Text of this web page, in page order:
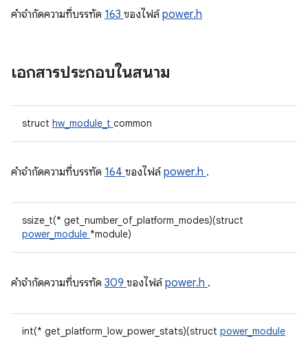
คําจํากัดความที่บรรทัด 163 ของไฟล์power.h
เอกสารประกอบในสนาม
struct hw_module_t common
คําจํากัดความที่บรรทัด 164 ของไฟล์power.h .
ssize_t(* get_number_of_platform_modes)(struct
power_module *module)
คําจํากัดความที่บรรทัด 309 ของไฟล์power.h .
int(* get_platform_low_power_stats)(struct power_module